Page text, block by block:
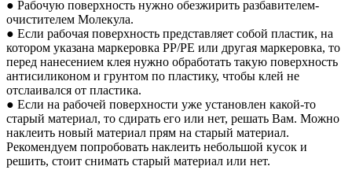
● Рабочую поверхность нужно обезжирить разбавителем-
очистителем Молекула.
● Если рабочая поверхность представляет собой пластик, на
котором указана маркеровка PP/PE или другая маркеровка, то
перед нанесением клея нужно обработать такую поверхность
антисиликоном и грунтом по пластику, чтобы клей не
отслаивался от пластика.
● Если на рабочей поверхности уже установлен какой-то
старый материал, то сдирать его или нет, решать Вам. Можно
наклеить новый материал прям на старый материал.
Рекомендуем попробовать наклеить небольшой кусок и
решить, стоит снимать старый материал или нет.